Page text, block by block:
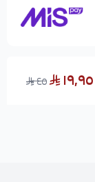
١٩٫٩٥ ٤٥